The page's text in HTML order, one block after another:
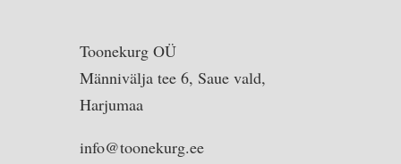
Toonekurg OÜ
Männivälja tee 6, Saue vald,
Harjumaa
info@toonekurg.ee